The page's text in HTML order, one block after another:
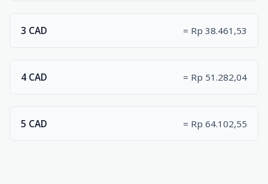
3 CAD = Rp 38.461,53
4 CAD = Rp 51.282,04
5 CAD = Rp 64.102,55